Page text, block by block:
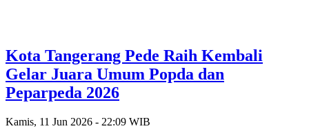
Kota Tangerang Pede Raih Kembali
Gelar Juara Umum Popda dan
Peparpeda 2026
Kamis, 11 Jun 2026 - 22:09 WIB